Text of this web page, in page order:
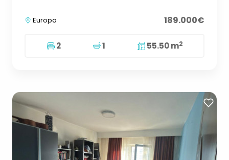
Europa 189.000€
2 1 55.50 m2